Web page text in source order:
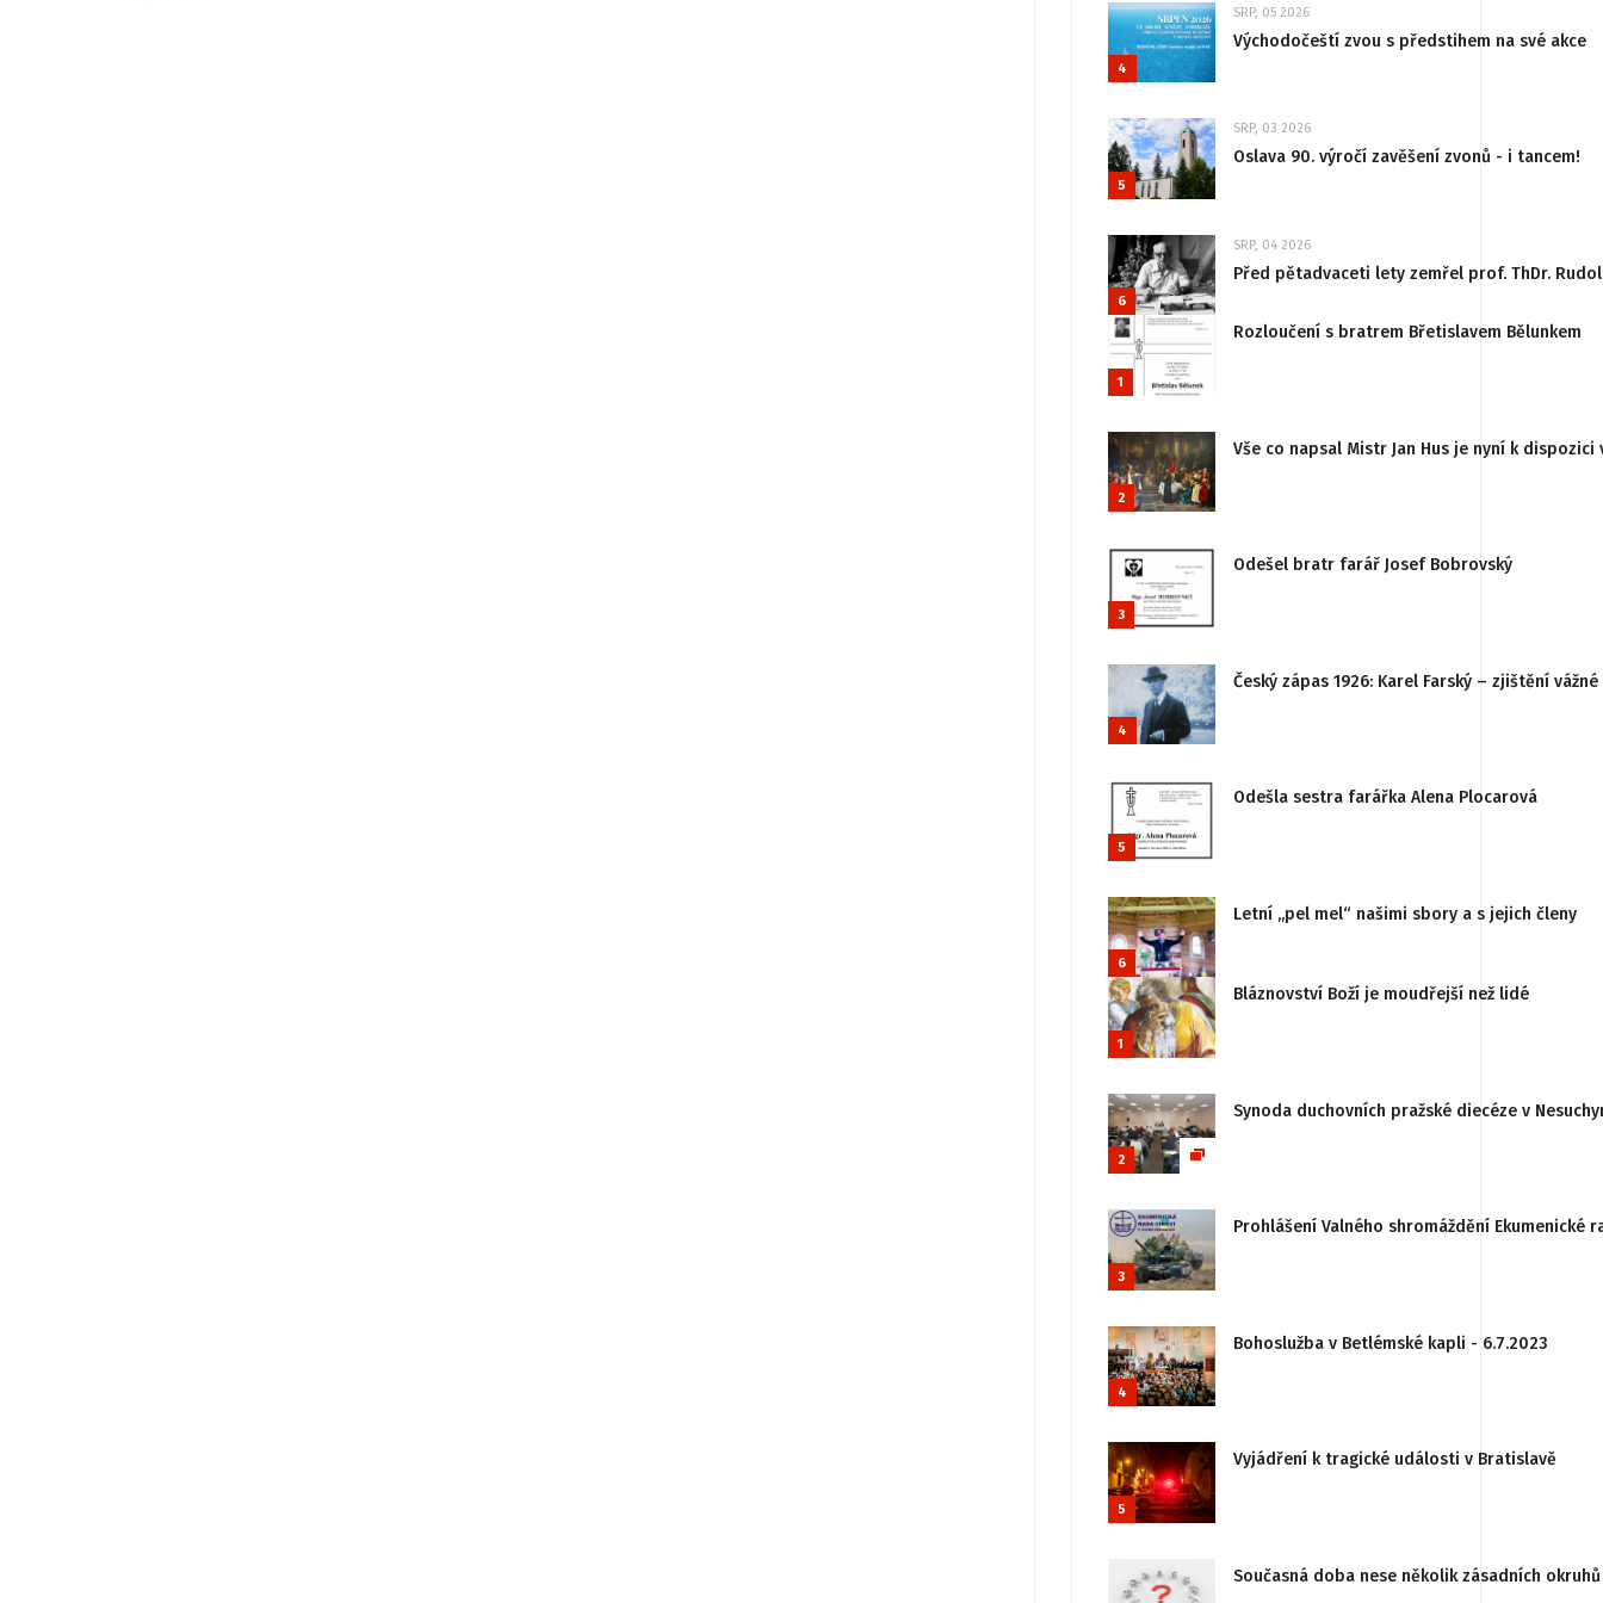
4
SRP, 05 2026
Východočeští zvou s předstihem na své akce
5
SRP, 03 2026
Oslava 90. výročí zavěšení zvonů - i tancem!
6
SRP, 04 2026
Před pětadvaceti lety zemřel prof. ThDr.
1
Rozloučení s bratrem Břetislavem Bělunkem
2
Vše co napsal Mistr Jan Hus je nyní k
3
Odešel bratr farář Josef Bobrovský
4
Český zápas 1926: Karel Farský – zjištění
5
Odešla sestra farářka Alena Plocarová
6
Letní „pel mel“ našimi sbory a s jejich členy
1
Bláznovství Boží je moudřejší než lidé
2
Synoda duchovních pražské diecéze v
3
Prohlášení Valného shromáždění
4
Bohoslužba v Betlémské kapli - 6.7.2023
5
Vyjádření k tragické události v Bratislavě
Současná doba nese několik zásadních